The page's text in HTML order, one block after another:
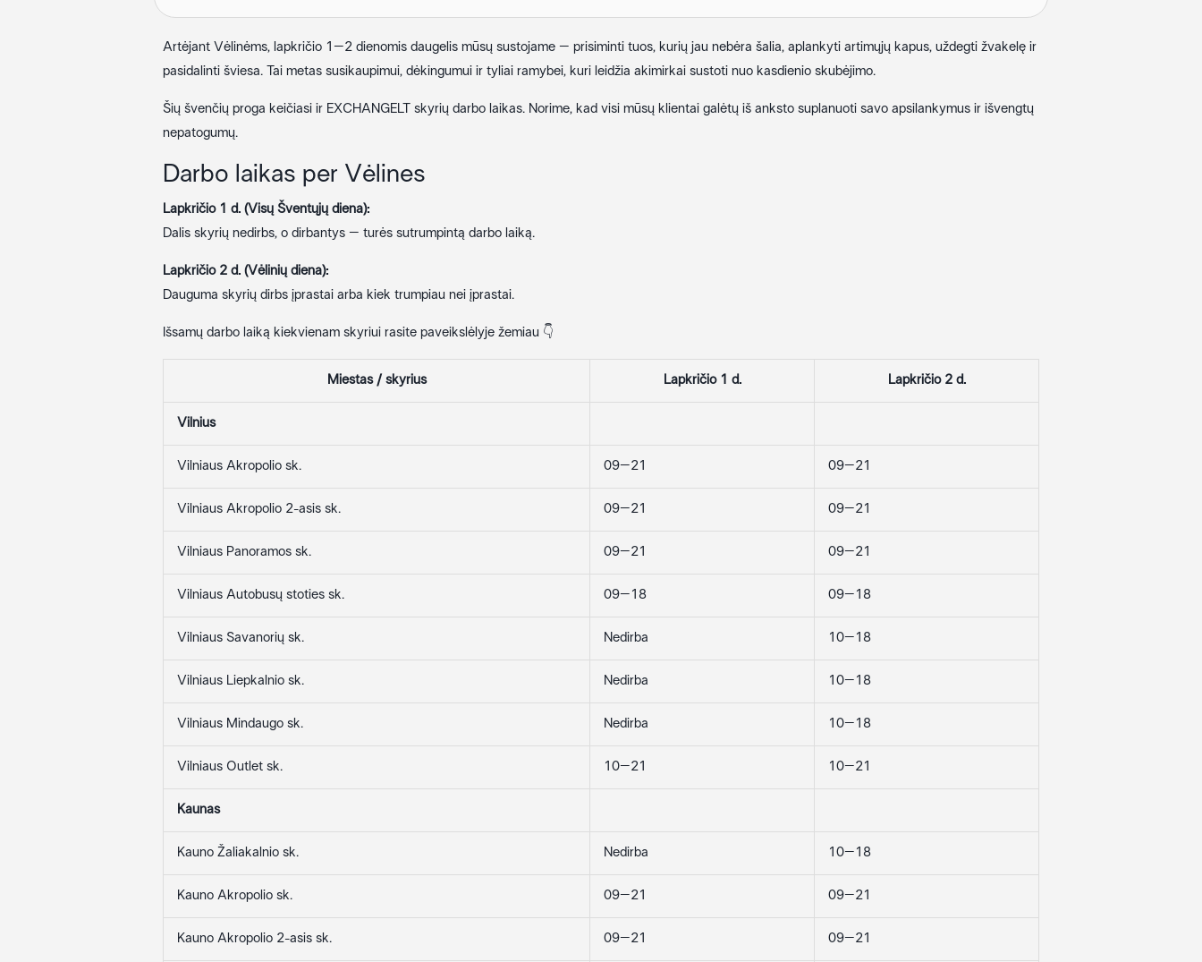
Artėjant Vėlinėms, lapkričio 1–2 dienomis daugelis mūsų sustojame – prisiminti tuos, kurių jau nebėra šalia, aplankyti artimųjų kapus, uždegti žvakelę ir
pasidalinti šviesa. Tai metas susikaupimui, dėkingumui ir tyliai ramybei, kuri leidžia akimirkai sustoti nuo kasdienio skubėjimo.
Šių švenčių proga keičiasi ir EXCHANGELT skyrių darbo laikas. Norime, kad visi mūsų klientai galėtų iš anksto suplanuoti savo apsilankymus ir išvengtų
nepatogumų.
Darbo laikas per Vėlines
Lapkričio 1 d. (Visų Šventųjų diena):
Dalis skyrių nedirbs, o dirbantys – turės sutrumpintą darbo laiką.
Lapkričio 2 d. (Vėlinių diena):
Dauguma skyrių dirbs įprastai arba kiek trumpiau nei įprastai.
Išsamų darbo laiką kiekvienam skyriui rasite paveikslėlyje žemiau 👇
Miestas / skyrius Lapkričio 1 d. Lapkričio 2 d.
Vilnius
Vilniaus Akropolio sk. 09–21 09–21
Vilniaus Akropolio 2-asis sk. 09–21 09–21
Vilniaus Panoramos sk. 09–21 09–21
Vilniaus Autobusų stoties sk. 09–18 09–18
Vilniaus Savanorių sk. Nedirba 10–18
Vilniaus Liepkalnio sk. Nedirba 10–18
Vilniaus Mindaugo sk. Nedirba 10–18
Vilniaus Outlet sk. 10–21 10–21
Kaunas
Kauno Žaliakalnio sk. Nedirba 10–18
Kauno Akropolio sk. 09–21 09–21
Kauno Akropolio 2-asis sk. 09–21 09–21